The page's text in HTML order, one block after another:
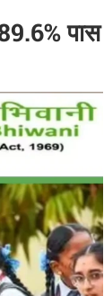
89.6% पास